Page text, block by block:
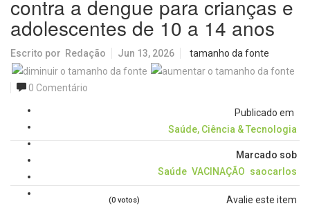
contra a dengue para crianças e
adolescentes de 10 a 14 anos
Escrito por Redação Jun 13, 2026 tamanho da fonte
0 Comentário
Publicado em
Saúde, Ciência & Tecnologia
Marcado sob
Saúde VACINAÇÃO saocarlos
Avalie este item
(0 votos)